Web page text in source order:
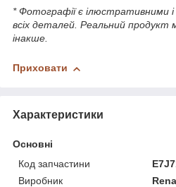
* Фотографії є ілюстративними
всіх деталей. Реальний
інакше.
Приховати
Характеристики
Основні
Код запчастини
Виробник